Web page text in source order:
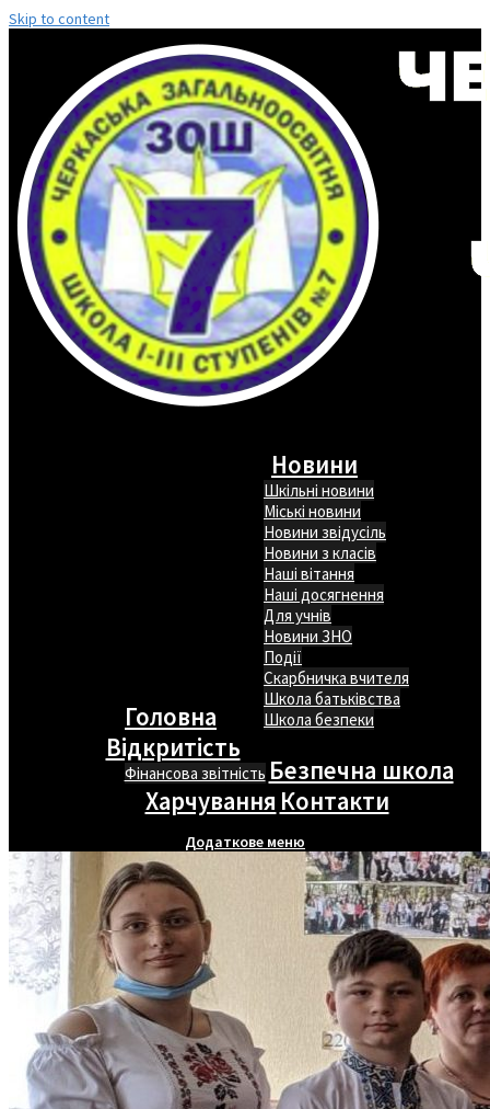
Skip to content
Головна
Новини
Шкільні новини
Міські новини
Новини звідусіль
Новини з класів
Наші вітання
Наші досягнення
Для учнів
Новини ЗНО
Події
Скарбничка вчителя
Школа батьківства
Школа безпеки
Відкритість
Фінансова звітність Безпечна школа
Харчування Контакти
Додаткове меню